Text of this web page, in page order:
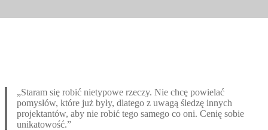
„Staram się robić nietypowe rzeczy. Nie chcę powielać
pomysłów, które już były, dlatego z uwagą śledzę innych
projektantów, aby nie robić tego samego co oni. Cenię sobie
unikatowość.”